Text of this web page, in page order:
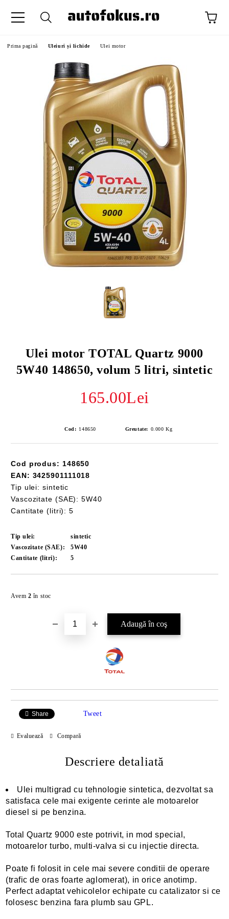
Prima pagină Uleiuri și lichide Ulei motor
Ulei motor TOTAL Quartz 9000
5W40 148650, volum 5 litri, sintetic
165.00Lei
Cod: 148650 Greutate: 0.000 Kg
Cod produs: 148650
EAN: 3425901111018
Tip ulei: sintetic
Vascozitate (SAE): 5W40
Cantitate (litri): 5
Tip ulei:
sintetic
Vascozitate (SAE):
5W40
Cantitate (litri):
5
Avem 2 în stoc
Share Tweet
Evaluează Compară
Descriere detaliată
Ulei multigrad cu tehnologie sintetica, dezvoltat sa
satisfaca cele mai exigente cerinte ale motoarelor
diesel si pe benzina.
Total Quartz 9000 este potrivit, in mod special,
motoarelor turbo, multi-valva si cu injectie directa.
Poate fi folosit in cele mai severe conditii de operare
(trafic de oras foarte aglomerat), in orice anotimp.
Perfect adaptat vehicolelor echipate cu catalizator si ce
folosesc benzina fara plumb sau GPL.